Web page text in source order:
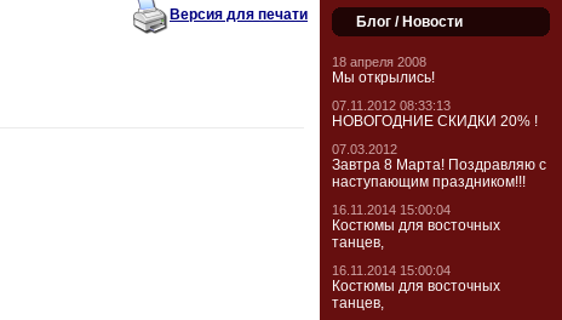
Версия для печати Блог / Новости
18 апреля 2008
Мы открылись!
07.11.2012 08:33:13
НОВОГОДНИЕ СКИДКИ 20% !
07.03.2012
Завтра 8 Марта! Поздравляю с
наступающим праздником!!!
16.11.2014 15:00:04
Костюмы для восточных
танцев,
16.11.2014 15:00:04
Костюмы для восточных
танцев,